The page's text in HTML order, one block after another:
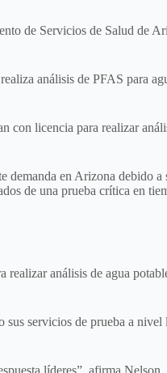
de Servicios de Salud de
análisis de PFAS para
con licencia para realizar
demanda en Arizona debido
de una prueba crítica en
análisis de agua
servicios de prueba a
líderes”, afirma